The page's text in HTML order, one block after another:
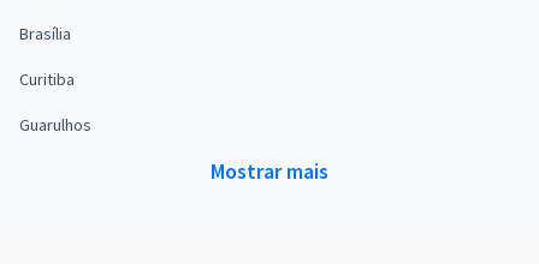
Brasília
Curitiba
Guarulhos
Mostrar mais